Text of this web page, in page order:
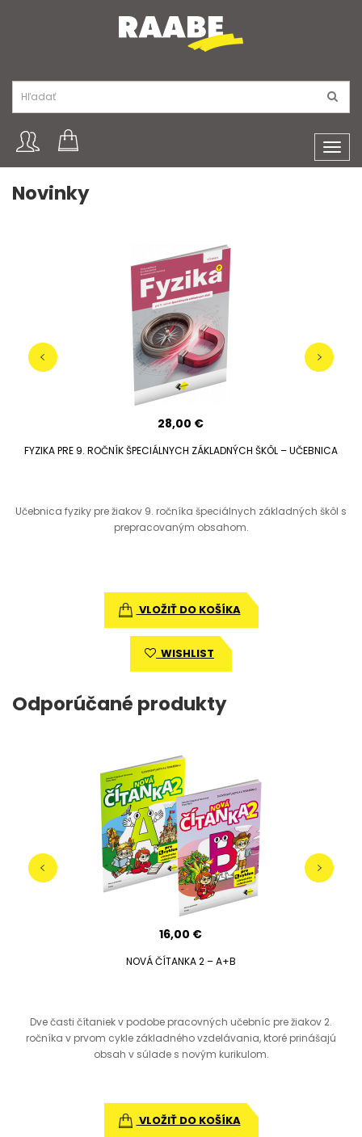
Novinky
28,00 €
FYZIKA PRE 9. ROČNÍK ŠPECIÁLNYCH ZÁKLADNÝCH ŠKÔL – UČEBNICA
Učebnica fyziky pre žiakov 9. ročníka špeciálnych základných škôl s
prepracovaným obsahom.
VLOŽIŤ DO KOŠÍKA
WISHLIST
Odporúčané produkty
16,00 €
NOVÁ ČÍTANKA 2 – A+B
Dve časti čítaniek v podobe pracovných učebníc pre žiakov 2.
ročníka v prvom cykle základného vzdelávania, ktoré prinášajú
obsah v súlade s novým kurikulom.
VLOŽIŤ DO KOŠÍKA